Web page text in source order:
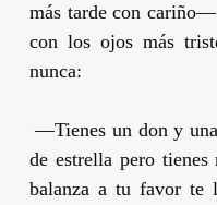
más tarde con
con los ojos más
nunca:
—Tienes un don y
de estrella pero
balanza a tu favor te